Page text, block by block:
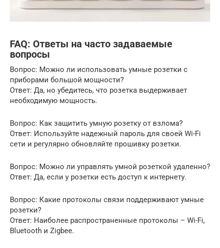
FAQ: Ответы на часто задаваемые
вопросы
Вопрос: Можно ли использовать умные розетки с
приборами большой мощности?
Ответ: Да, но убедитесь, что розетка выдерживает
необходимую мощность.
Вопрос: Как защитить умную розетку от взлома?
Ответ: Используйте надежный пароль для своей Wi-Fi
сети и регулярно обновляйте прошивку розетки.
Вопрос: Можно ли управлять умной розеткой удаленно?
Ответ: Да, если у розетки есть доступ к интернету.
Вопрос: Какие протоколы связи поддерживают умные
розетки?
Ответ: Наиболее распространенные протоколы – Wi-Fi,
Bluetooth и Zigbee.